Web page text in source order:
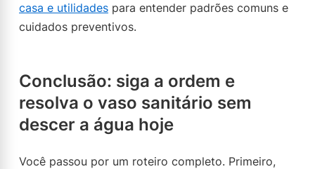
casa e utilidades para entender padrões comuns e
cuidados preventivos.
Conclusão: siga a ordem e
resolva o vaso sanitário sem
descer a água hoje
Você passou por um roteiro completo. Primeiro,